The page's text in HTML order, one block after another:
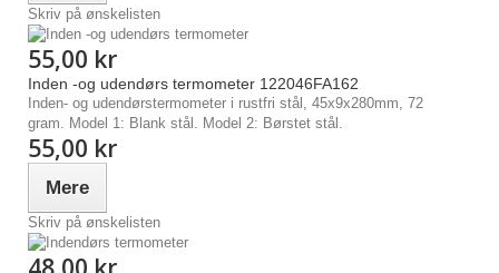
Skriv på ønskelisten
55,00 kr
Inden -og udendørs termometer 122046FA162
Inden- og udendørstermometer i rustfri stål, 45x9x280mm, 72
gram. Model 1: Blank stål. Model 2: Børstet stål.
55,00 kr
Mere
Skriv på ønskelisten